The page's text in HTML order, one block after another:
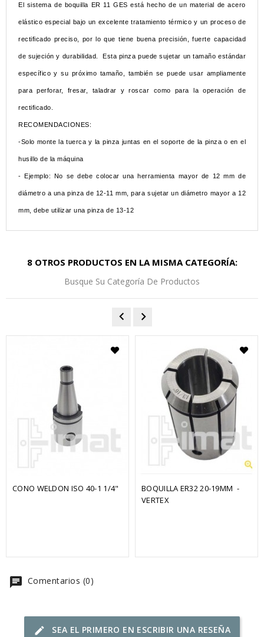
El sistema de boquilla ER 11 GES está hecho de un material de acero
elástico especial bajo un excelente tratamiento térmico y un proceso de
rectificado preciso, por lo que tiene buena precisión, fuerte capacidad
de sujeción y durabilidad. Esta pinza puede sujetar un tamaño estándar
específico y su próximo tamaño, también se puede usar ampliamente
para perforar, fresar, taladrar y roscar como para la operación de
rectificado.
RECOMENDACIONES:
-Solo monte la tuerca y la pinza juntas en el soporte de la pinza o en el
husillo de la máquina
- Ejemplo: No se debe colocar una herramienta mayor de 12 mm de
diámetro a una pinza de 12-11 mm, para sujetar un diámetro mayor a 12
mm, debe utilizar una pinza de 13-12
8 OTROS PRODUCTOS EN LA MISMA CATEGORÍA:
Busque Su Categoría De Productos
CONO WELDON ISO 40-1 1/4"
BOQUILLA ER32 20-19MM  -
VERTEX
chat Comentarios (0)
edit SEA EL PRIMERO EN ESCRIBIR UNA RESEÑA